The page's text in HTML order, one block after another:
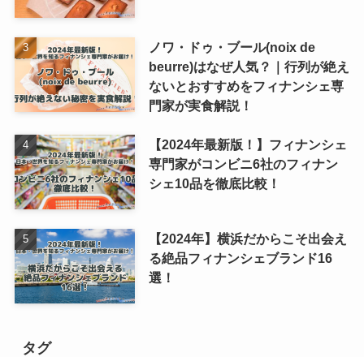
ノワ・ドゥ・ブール(noix de
beurre)はなぜ人気？｜行列が絶え
ないとおすすめをフィナンシェ専
門家が実食解説！
【2024年最新版！】フィナンシェ
専門家がコンビニ6社のフィナン
シェ10品を徹底比較！
【2024年】横浜だからこそ出会え
る絶品フィナンシェブランド16
選！
タグ